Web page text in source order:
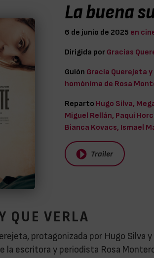
La buena
6 de junio de 2025 en
Dirigida por Gracias
Guión Gracia Querejeta
homónima de Rosa
Reparto Hugo Silva,
Miguel Rellán, Paqui
Bianca Kovacs, Ismael
Trailer
QUE VERLA
protagonizada por Hugo Silva
la escritora y periodista Rosa